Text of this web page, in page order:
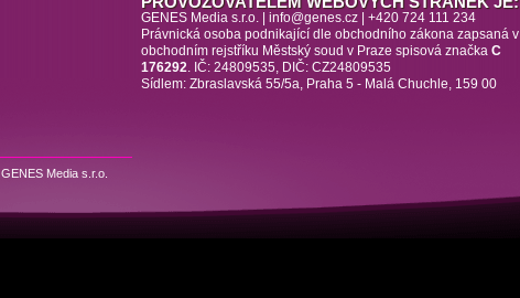
GENES Media s.r.o. | info@genes.cz | +420 724 111 234
Právnická osoba podnikající dle obchodního zákona zapsaná v
obchodním rejstříku Městský soud v Praze spisová značka C
176292. IČ: 24809535, DIČ: CZ24809535
Sídlem: Zbraslavská 55/5a, Praha 5 - Malá Chuchle, 159 00
GENES Media s.r.o.